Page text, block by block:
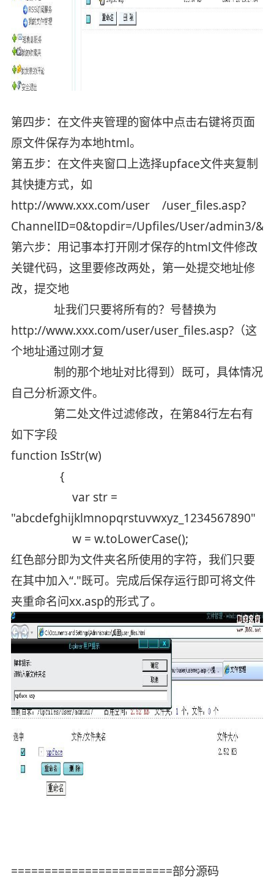
第四步：在文件夹管理的窗体中点击右键将页面
原文件保存为本地html。
第五步：在文件夹窗口上选择upface文件夹复制
其快捷方式，如
http://www.xxx.com/user /user_files.asp?
ChannelID=0&topdir=/Upfiles/User/admin3/
第六步：用记事本打开刚才保存的html文件修改
关键代码，这里要修改两处，第一处提交地址修
改，提交地
址我们只要将所有的？号替换为
http://www.xxx.com/user/user_files.asp?（这
个地址通过刚才复
制的那个地址对比得到）既可，具体情况
自己分析源文件。
第二处文件过滤修改，在第84行左右有
如下字段
function IsStr(w)
{
var str =
"abcdefghijklmnopqrstuvwxyz_1234567890"
w = w.toLowerCase();
红色部分即为文件夹名所使用的字符，我们只要
在其中加入“."既可。完成后保存运行即可将文件
夹重命名问xx.asp的形式了。
========================部分源码